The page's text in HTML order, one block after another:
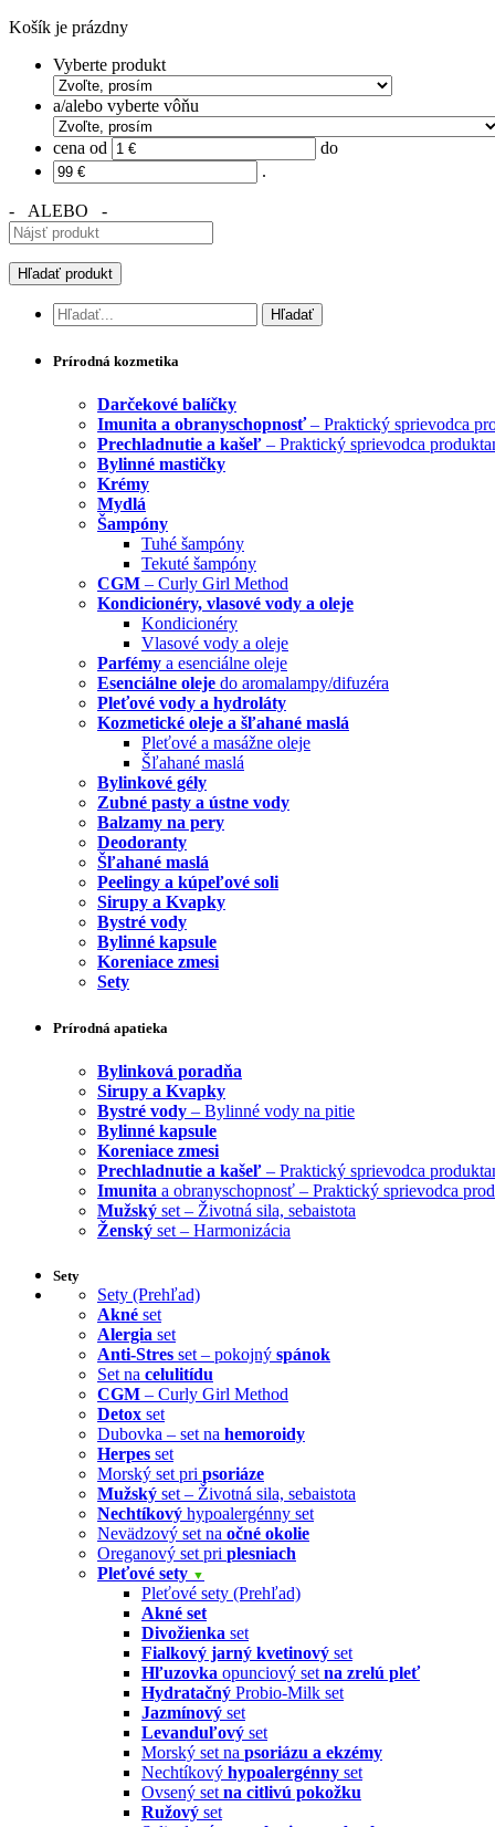
Košík je prázdny
Vyberte produkt
a/alebo vyberte vôňu
cena od
do
.
- ALEBO -
Prírodná kozmetika
Darčekové balíčky
Imunita a obranyschopnosť– Praktický sprievodca
Prechladnutie a kašeľ – Praktický sprievodca
Bylinné mastičky
Krémy
Mydlá
Šampóny
Tuhé šampóny
Tekuté šampóny
CGM – Curly Girl Method
Kondicionéry, vlasové vody a oleje
Kondicionéry
Vlasové vody a oleje
Parfémy a esenciálne oleje
Esenciálne oleje do aromalampy/difuzéra
Pleťové vody a hydroláty
Kozmetické oleje a šľahané maslá
Pleťové a masážne oleje
Šľahané maslá
Bylinkové gély
Zubné pasty a ústne vody
Balzamy na pery
Deodoranty
Šľahané maslá
Peelingy a kúpeľové soli
Sirupy a Kvapky
Bystré vody
Bylinné kapsule
Koreniace zmesi
Sety
Prírodná apatieka
Bylinková poradňa
Sirupy a Kvapky
Bystré vody – Bylinné vody na pitie
Bylinné kapsule
Koreniace zmesi
Prechladnutie a kašeľ – Praktický sprievodca
Imunita a obranyschopnosť – Praktický sprievodca
Mužský set – Životná sila, sebaistota
Ženský set – Harmonizácia
Sety
Sety (Prehľad)
Akné set
Alergia set
Anti-Stres set – pokojný spánok
Set na celulitídu
CGM – Curly Girl Method
Detox set
Dubovka – set na hemoroidy
Herpes set
Morský set pri psoriáze
Mužský set – Životná sila, sebaistota
Nechtíkový hypoalergénny set
Nevädzový set na očné okolie
Oreganový set pri plesniach
Pleťové sety ▼
Pleťové sety (Prehľad)
Akné set
Divožienka set
Fialkový jarný kvetinový set
Hľuzovka opunciový set na zrelú pleť
Hydratačný Probio-Milk set
Jazmínový set
Levanduľový set
Morský set na psoriázu a ekzémy
Nechtíkový hypoalergénny set
Ovsený set na citlivú pokožku
Ružový set